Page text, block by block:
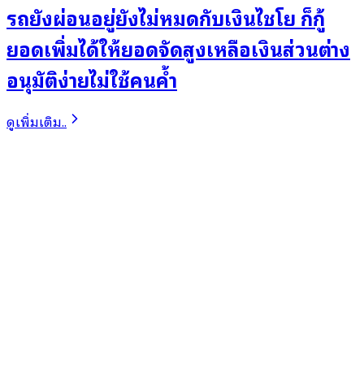
รถยังผ่อนอยู่ยังไม่หมดกับเงินไชโย ก็กู้
ยอดเพิ่มได้ให้ยอดจัดสูงเหลือเงินส่วนต่าง
อนุมัติง่ายไม่ใช้คนค้ำ
ดูเพิ่มเติม..